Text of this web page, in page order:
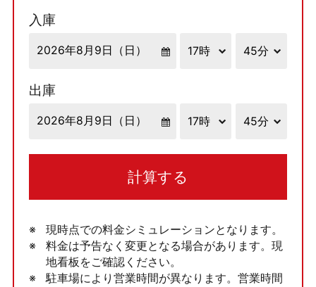
入庫
出庫
計算する
現時点での料金シミュレーションとなります。
料金は予告なく変更となる場合があります。現
地看板をご確認ください。
駐車場により営業時間が異なります。営業時間